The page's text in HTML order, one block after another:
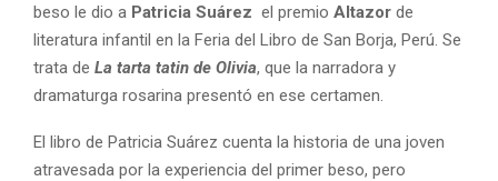
beso le dio a Patricia Suárez el premio Altazor de
literatura infantil en la Feria del Libro de San Borja, Perú. Se
trata de La tarta tatin de Olivia, que la narradora y
dramaturga rosarina presentó en ese certamen.
El libro de Patricia Suárez cuenta la historia de una joven
atravesada por la experiencia del primer beso, pero